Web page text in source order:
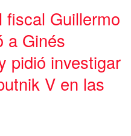
fiscal Guillermo
a Ginés
pidió investigar
V en las